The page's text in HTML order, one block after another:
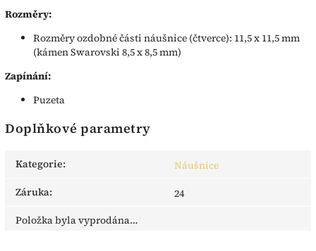
Rozměry:
Rozměry ozdobné části náušnice (čtverce): 11,5 x 11,5 mm
(kámen Swarovski 8,5 x 8,5 mm)
Zapínání:
Puzeta
Doplňkové parametry
Kategorie:
Náušnice
Záruka:
24
Položka byla vyprodána…